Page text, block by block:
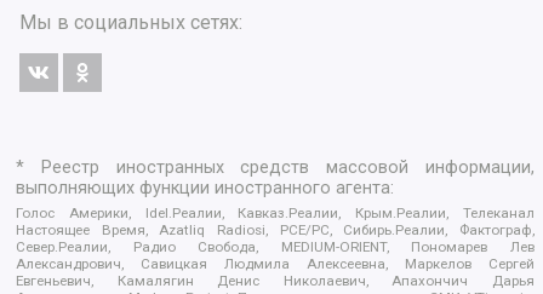
Мы в социальных сетях:
* Реестр иностранных средств массовой информации,
выполняющих функции иностранного агента:
Голос Америки, Idel.Реалии, Кавказ.Реалии, Крым.Реалии, Телеканал
Настоящее Время, Azatliq Radiosi, PCE/PC, Сибирь.Реалии, Фактограф,
Север.Реалии, Радио Свобода, MEDIUM-ORIENT, Пономарев Лев
Александрович, Савицкая Людмила Алексеевна, Маркелов Сергей
Евгеньевич, Камалягин Денис Николаевич, Апахончич Дарья